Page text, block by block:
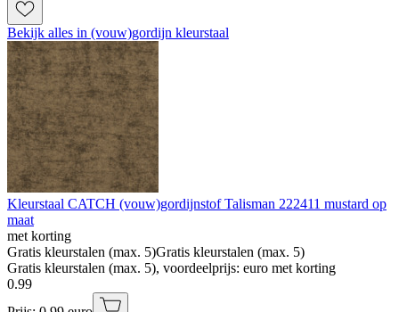
Bekijk alles in (vouw)gordijn kleurstaal
Kleurstaal CATCH (vouw)gordijnstof Talisman 222411 mustard op
maat
met korting
Gratis kleurstalen (max. 5)Gratis kleurstalen (max. 5)
Gratis kleurstalen (max. 5), voordeelprijs: euro met korting
0.99